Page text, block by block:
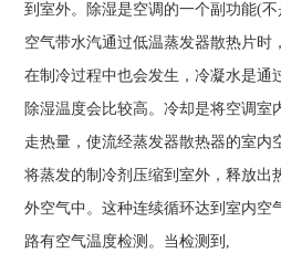
到室外。除湿是空调的一个副功能(
空气带水汽通过低温蒸发器散热片时
在制冷过程中也会发生，冷凝水是通
除湿温度会比较高。冷却是将空调室
走热量，使流经蒸发器散热器的室内
将蒸发的制冷剂压缩到室外，释放出
外空气中。这种连续循环达到室内空
路有空气温度检测。当检测到,